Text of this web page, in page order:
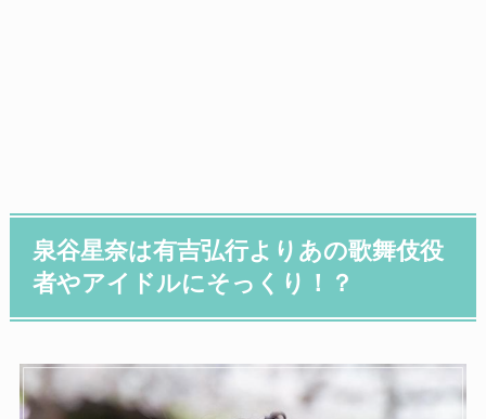
泉谷星奈は有吉弘行よりあの歌舞伎役
者やアイドルにそっくり！？